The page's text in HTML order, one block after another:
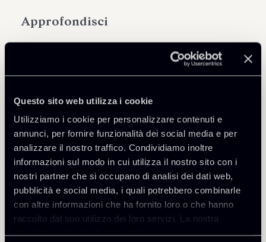
Questo sito web utilizza i cookie
Utilizziamo i cookie per personalizzare contenuti e
annunci, per fornire funzionalità dei social media e per
analizzare il nostro traffico. Condividiamo inoltre
informazioni sul modo in cui utilizza il nostro sito con i
nostri partner che si occupano di analisi dei dati web,
pubblicità e social media, i quali potrebbero combinarle
con altre informazioni che ha fornito loro o che hanno
raccolto dal suo utilizzo dei loro servizi. La nostra
informativa privacy è disponibilequi.
Approfondisci
Torna agli Insights